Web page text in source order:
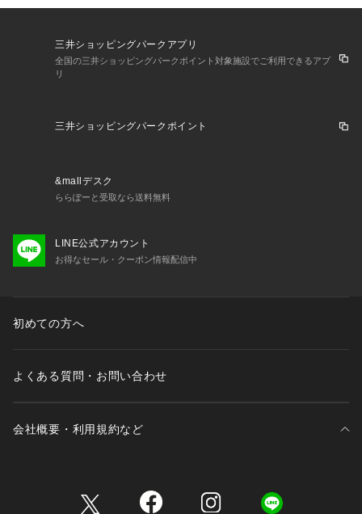
かをチェックするモニター電池となっております。お買い上げ
時までに電池がもたない場合もございます。電池切れは保証の
対象外となりますので、予めご了承ください。
三井ショッピングパークアプリ
全国の三井ショッピングパークポイント対象施設でご利用できるアプ
リ
三井ショッピングパークポイント
&mallデスク
ららぽーと受取なら送料無料
LINE公式アカウント
お得なセール・クーポン情報配信中
初めての方へ
よくある質問・お問い合わせ
会社概要・利用規約など